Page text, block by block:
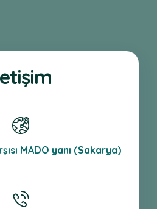
MADO yanı (Sakarya)